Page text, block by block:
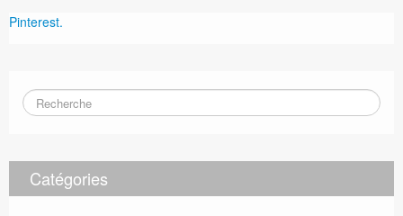
Pinterest.
Catégories